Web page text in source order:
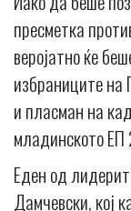
пресметка
веројатно ќе
избраниците на
и пласман на
младинското
Еден од
Дамчевски, кој